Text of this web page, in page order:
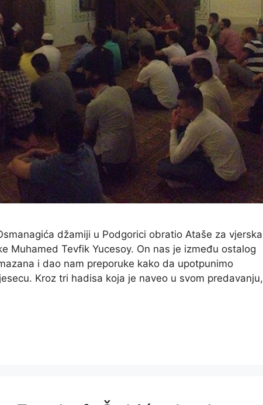
džamiji u Podgorici obratio Ataše za vjerska
Muhamed Tevfik Yucesoy. On nas je između ostalog
i dao nam preporuke kako da upotpunimo
Kroz tri hadisa koja je naveo u svom predavanju,